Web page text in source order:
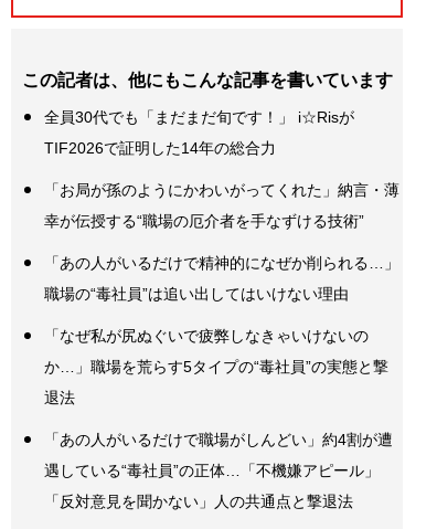
この記者は、他にもこんな記事を書いています
全員30代でも「まだまだ旬です！」 i☆Risが
TIF2026で証明した14年の総合力
「お局が孫のようにかわいがってくれた」納言・薄
幸が伝授する“職場の厄介者を手なずける技術”
「あの人がいるだけで精神的になぜか削られる…」
職場の“毒社員”は追い出してはいけない理由
「なぜ私が尻ぬぐいで疲弊しなきゃいけないの
か…」職場を荒らす5タイプの“毒社員”の実態と撃
退法
「あの人がいるだけで職場がしんどい」約4割が遭
遇している“毒社員”の正体…「不機嫌アピール」
「反対意見を聞かない」人の共通点と撃退法